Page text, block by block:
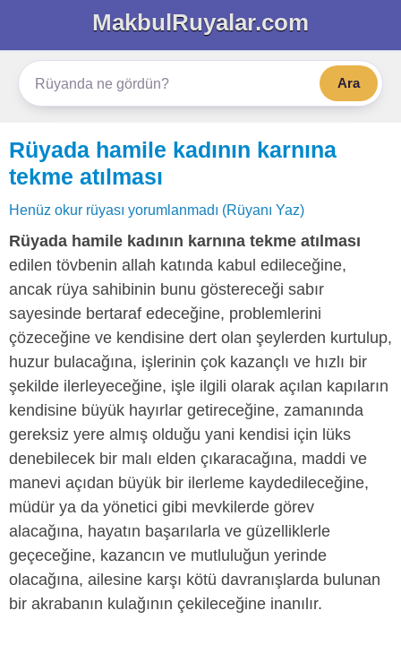
MakbulRuyalar.com
Ara
Rüyada hamile kadının karnına
tekme atılması
Henüz okur rüyası yorumlanmadı (Rüyanı Yaz)
Rüyada hamile kadının karnına tekme atılması
edilen tövbenin allah katında kabul edileceğine,
ancak rüya sahibinin bunu göstereceği sabır
sayesinde bertaraf edeceğine, problemlerini
çözeceğine ve kendisine dert olan şeylerden kurtulup,
huzur bulacağına, işlerinin çok kazançlı ve hızlı bir
şekilde ilerleyeceğine, işle ilgili olarak açılan kapıların
kendisine büyük hayırlar getireceğine, zamanında
gereksiz yere almış olduğu yani kendisi için lüks
denebilecek bir malı elden çıkaracağına, maddi ve
manevi açıdan büyük bir ilerleme kaydedileceğine,
müdür ya da yönetici gibi mevkilerde görev
alacağına, hayatın başarılarla ve güzelliklerle
geçeceğine, kazancın ve mutluluğun yerinde
olacağına, ailesine karşı kötü davranışlarda bulunan
bir akrabanın kulağının çekileceğine inanılır.